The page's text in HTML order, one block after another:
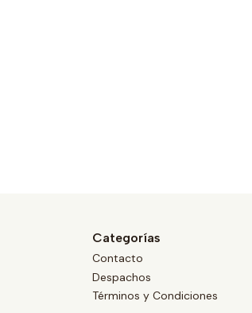
Categorías
Contacto
Despachos
Términos y Condiciones